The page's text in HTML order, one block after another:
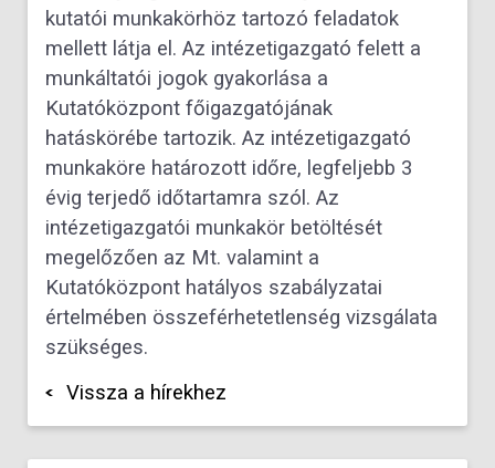
kutatói munkakörhöz tartozó feladatok
mellett látja el. Az intézetigazgató felett a
munkáltatói jogok gyakorlása a
Kutatóközpont főigazgatójának
hatáskörébe tartozik. Az intézetigazgató
munkaköre határozott időre, legfeljebb 3
évig terjedő időtartamra szól. Az
intézetigazgatói munkakör betöltését
megelőzően az Mt. valamint a
Kutatóközpont hatályos szabályzatai
értelmében összeférhetetlenség vizsgálata
szükséges.
Vissza a hírekhez